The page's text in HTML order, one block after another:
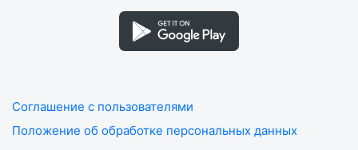
Соглашение с пользователями
Положение об обработке персональных данных